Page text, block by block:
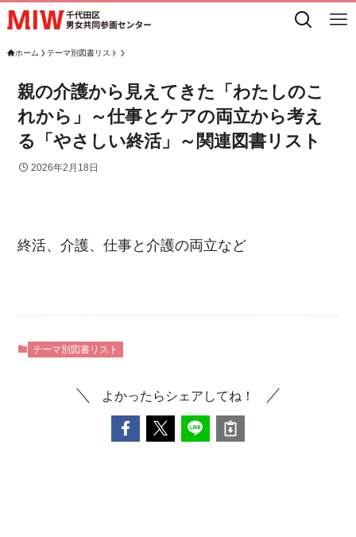
ホーム テーマ別図書リスト
親の介護から見えてきた「わたしのこ
れから」～仕事とケアの両立から考え
る「やさしい終活」～関連図書リスト
2026年2月18日
終活、介護、仕事と介護の両立など
テーマ別図書リスト
よかったらシェアしてね！